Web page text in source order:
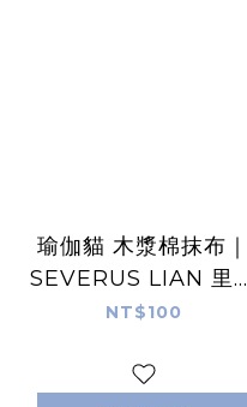
瑜伽貓 木漿棉抹布｜
SEVERUS LIAN 里恩
太太
NT$100